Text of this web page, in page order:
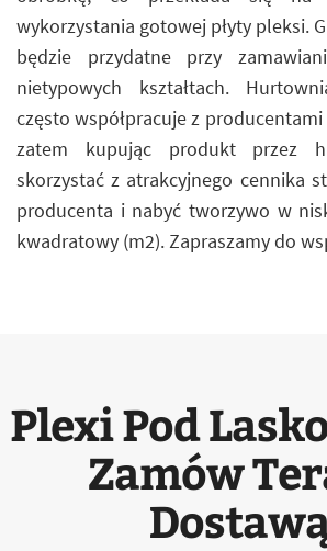
wykorzystania gotowej płyty pleksi.
będzie przydatne przy
nietypowych kształtach.
często współpracuje z producentami
zatem kupując produkt przez
skorzystać z atrakcyjnego cennika
producenta i nabyć tworzywo w
kwadratowy (m2). Zapraszamy do
Plexi Pod
Zamów